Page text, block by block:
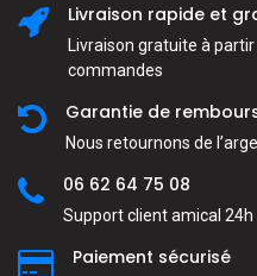
Livraison rapide et
Livraison gratuite à
commandes
Garantie de
Nous retournons de
06 62 64 75 08
Support client amical
Paiement sécurisé